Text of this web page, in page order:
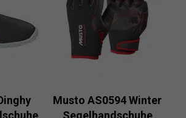
Musto AS0594 Winter
Segelhandschuhe